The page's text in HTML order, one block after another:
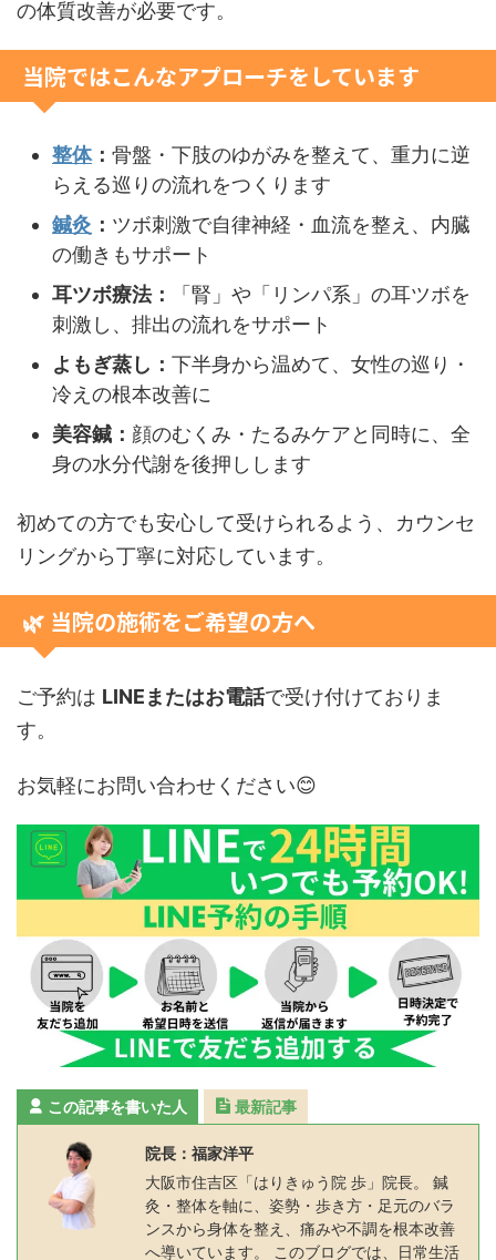
の体質改善が必要です。
当院ではこんなアプローチをしています
整体： 骨盤・下肢のゆがみを整えて、重力に逆
らえる巡りの流れをつくります
鍼灸 ： ツボ刺激で自律神経・血流を整え、内臓
の働きもサポート
耳ツボ療法：
「腎」や「リンパ系」の耳ツボを
刺激し、排出の流れをサポート
よもぎ蒸し： 下半身から温めて、女性の巡り・
冷えの根本改善に
美容鍼： 顔のむくみ・たるみケアと同時に、全
身の水分代謝を後押しします
初めての方でも安心して受けられるよう、カウンセ
リングから丁寧に対応しています。
🌿 当院の施術をご希望の方へ
ご予約は LINEまたはお電話で受け付けておりま
す。
お気軽にお問い合わせください😊
この記事を書いた人 最新記事
院長：福家洋平
大阪市住吉区「はりきゅう院 歩」院長。 鍼
灸・整体を軸に、姿勢・歩き方・足元のバラ
ンスから身体を整え、痛みや不調を根本改善
へ導いています。 このブログでは、日常生活